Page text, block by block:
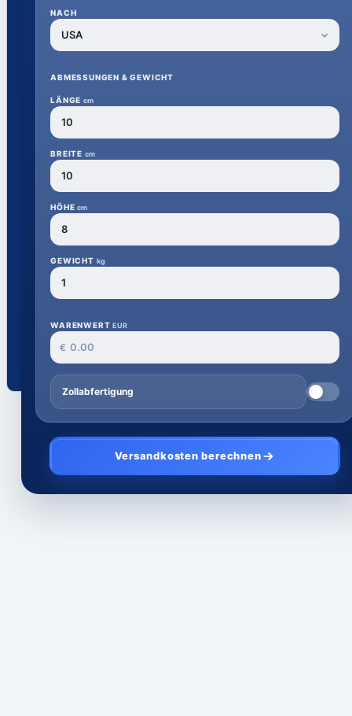
NACH
ABMESSUNGEN & GEWICHT
LÄNGEcm
BREITE cm
HÖHEcm
GEWICHT kg
WARENWERTEUR
€
Zollabfertigung
Versandkosten berechnen